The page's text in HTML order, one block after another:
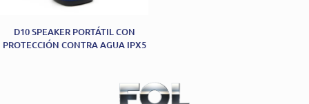
D10 SPEAKER PORTÁTIL CON
PROTECCIÓN CONTRA AGUA IPX5